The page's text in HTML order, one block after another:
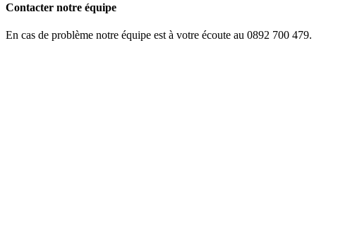
Contacter notre équipe
En cas de problème notre équipe est à votre écoute au 0892 700 479.